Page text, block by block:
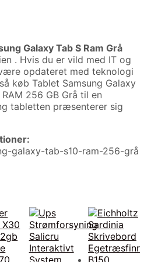
Galaxy Tab S Ram Grå
. Hvis du er vild med IT og
opdateret med teknologi
køb Tablet Samsung Galaxy
256 GB Grå til en
tabletten præsenterer sig
galaxy-tab-s10-ram-256-grå